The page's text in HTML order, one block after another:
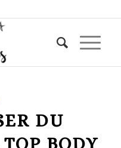
DU
BODY